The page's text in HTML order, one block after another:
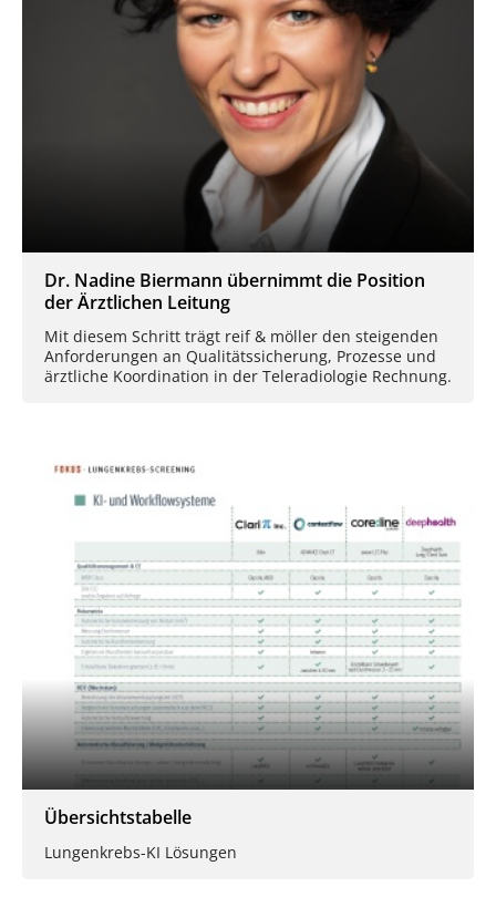
Dr. Nadine Biermann übernimmt die Position
der Ärztlichen Leitung
Mit diesem Schritt trägt reif & möller den steigenden
Anforderungen an Qualitätssicherung, Prozesse und
ärztliche Koordination in der Teleradiologie Rechnung.
Übersichtstabelle
Lungenkrebs-KI Lösungen